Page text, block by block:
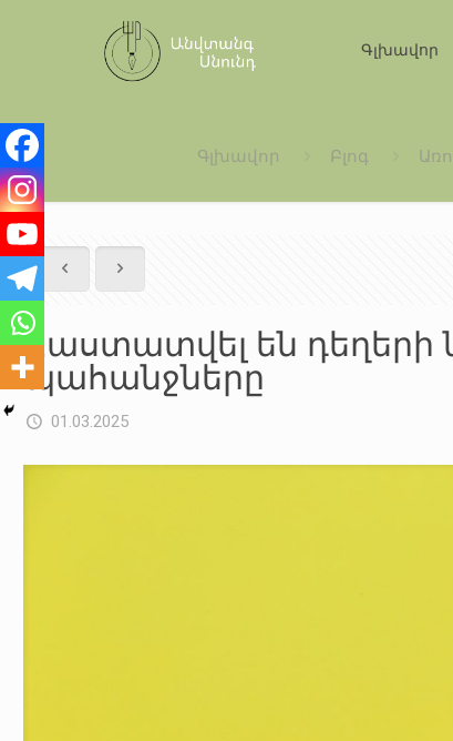
Գլխավոր
Գլխավոր Բլոգ
Հաստատվել են դեղերի
պահանջները
01.03.2025